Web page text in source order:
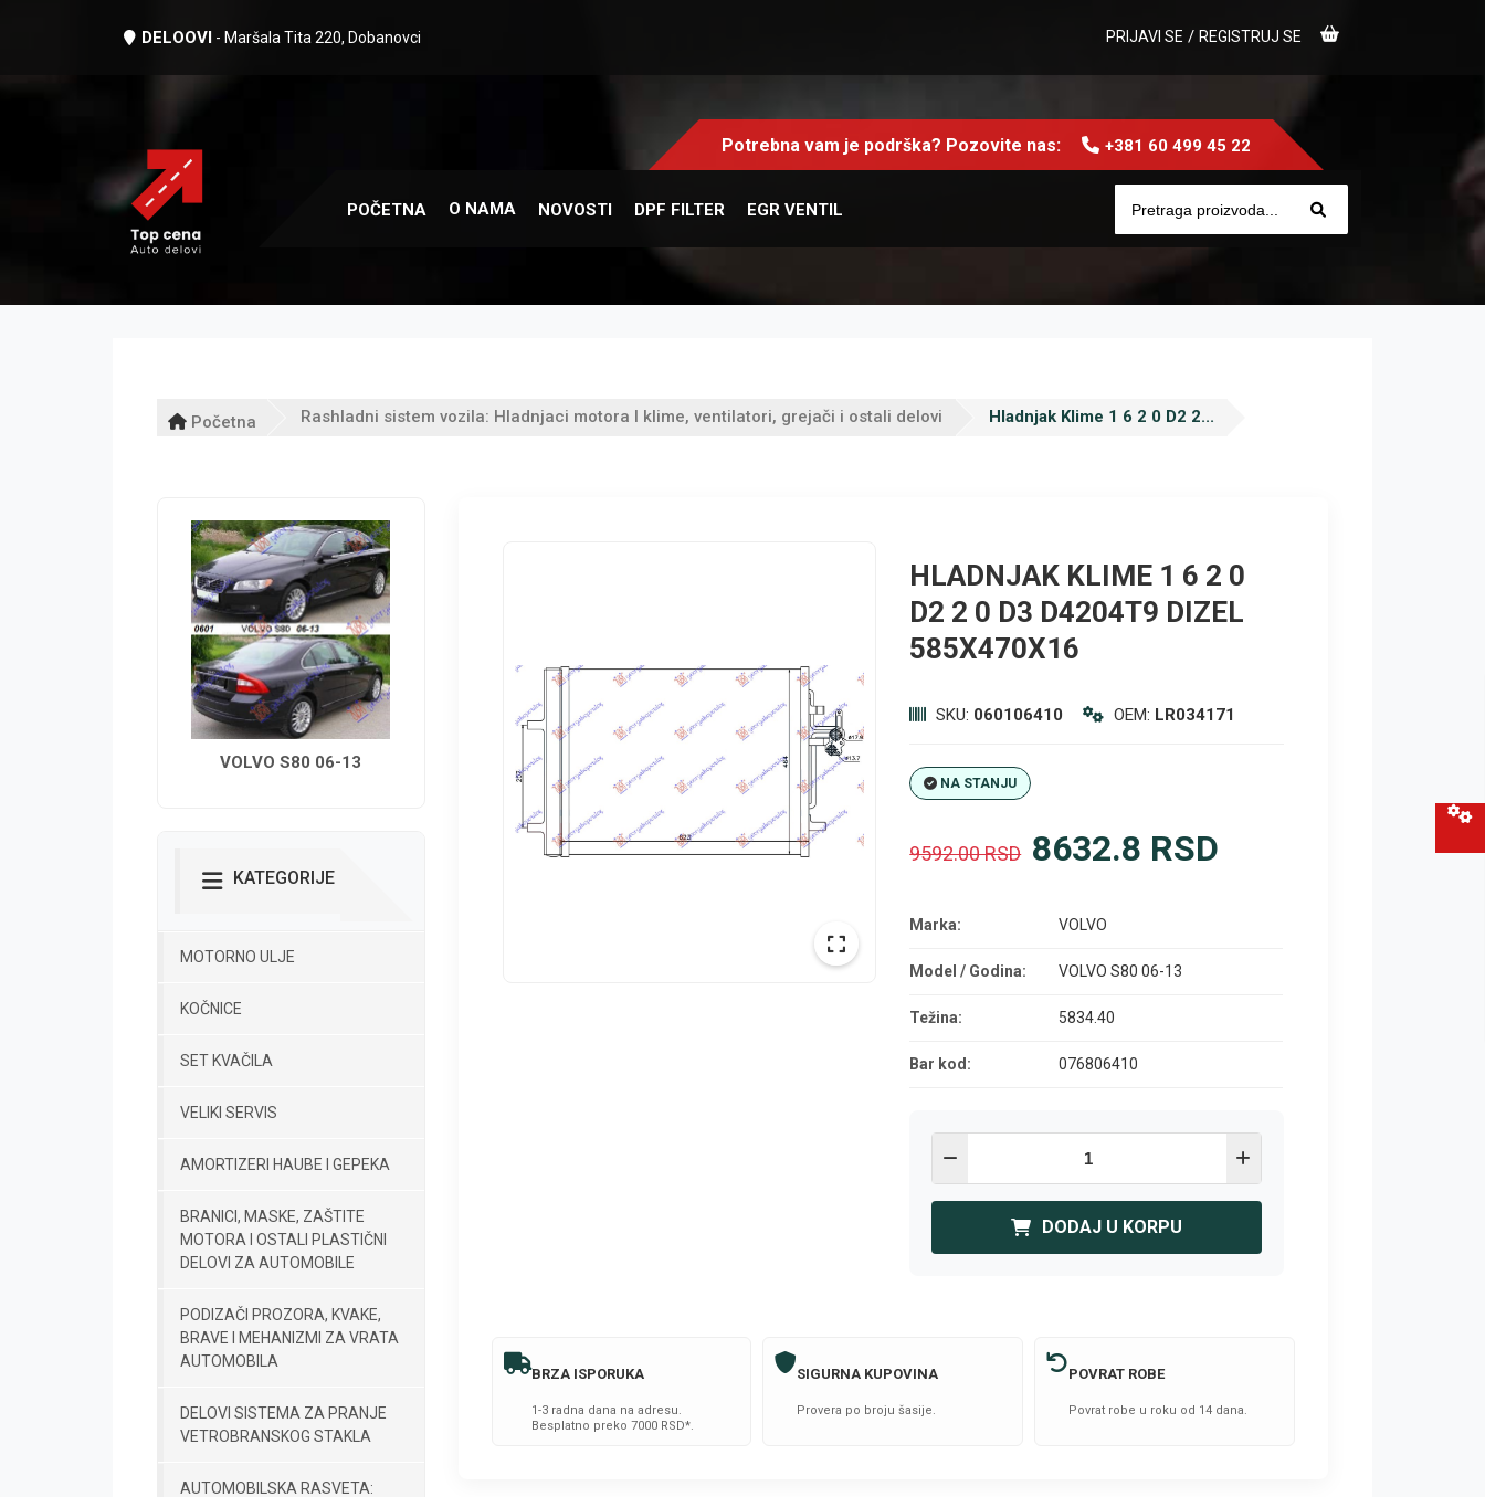
DELOOVI - Maršala Tita 220, Dobanovci PRIJAVI SE / REGISTRUJ SE
Potrebna vam je podrška? Pozovite nas: +381 60 499 45 22
POČETNA O NAMA NOVOSTI DPF FILTER EGR VENTIL
Početna Rashladni sistem vozila: Hladnjaci motora I klime, ventilatori, grejači i ostali delovi Hladnjak Klime 1 6 2 0 D2 2...
VOLVO S80 06-13
KATEGORIJE
MOTORNO ULJE
KOČNICE
SET KVAČILA
VELIKI SERVIS
AMORTIZERI HAUBE I GEPEKA
BRANICI, MASKE, ZAŠTITE
MOTORA I OSTALI PLASTIČNI
DELOVI ZA AUTOMOBILE
PODIZAČI PROZORA, KVAKE,
BRAVE I MEHANIZMI ZA VRATA
AUTOMOBILA
DELOVI SISTEMA ZA PRANJE
VETROBRANSKOG STAKLA
AUTOMOBILSKA RASVETA:
HLADNJAK KLIME 1 6 2 0
D2 2 0 D3 D4204T9 DIZEL
585X470X16
SKU: 060106410 OEM: LR034171
NA STANJU
9592.00 RSD 8632.8 RSD
Marka: VOLVO
Model / Godina: VOLVO S80 06-13
Težina: 5834.40
Bar kod: 076806410
DODAJ U KORPU
BRZA ISPORUKA
1-3 radna dana na adresu.
Besplatno preko 7000 RSD*.
SIGURNA KUPOVINA
Provera po broju šasije.
POVRAT ROBE
Povrat robe u roku od 14 dana.